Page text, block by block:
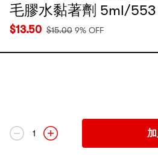
毛膠水黏著劑 5ml/
$13.50 $15.00 9% OFF
1